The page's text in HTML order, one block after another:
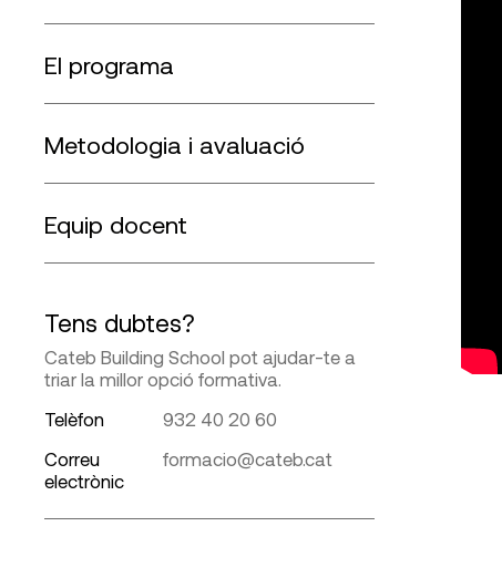
El programa
Metodologia i avaluació
Equip docent
Tens dubtes?
Cateb Building School pot ajudar-te a
triar la millor opció formativa.
Telèfon
932 40 20 60
Correu
electrònic
formacio@cateb.cat